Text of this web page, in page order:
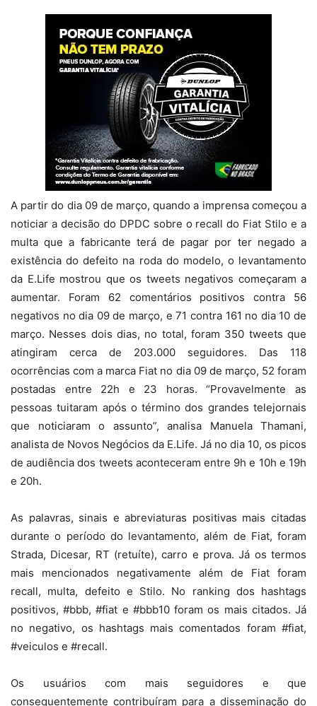
A partir do dia 09 de março, quando a imprensa começou a
noticiar a decisão do DPDC sobre o recall do Fiat Stilo e a
multa que a fabricante terá de pagar por ter negado a
existência do defeito na roda do modelo, o levantamento
da E.Life mostrou que os tweets negativos começaram a
aumentar. Foram 62 comentários positivos contra 56
negativos no dia 09 de março, e 71 contra 161 no dia 10 de
março. Nesses dois dias, no total, foram 350 tweets que
atingiram cerca de 203.000 seguidores. Das 118
ocorrências com a marca Fiat no dia 09 de março, 52 foram
postadas entre 22h e 23 horas. “Provavelmente as
pessoas tuitaram após o término dos grandes telejornais
que noticiaram o assunto”, analisa Manuela Thamani,
analista de Novos Negócios da E.Life. Já no dia 10, os picos
de audiência dos tweets aconteceram entre 9h e 10h e 19h
e 20h.
As palavras, sinais e abreviaturas positivas mais citadas
durante o período do levantamento, além de Fiat, foram
Strada, Dicesar, RT (retuíte), carro e prova. Já os termos
mais mencionados negativamente além de Fiat foram
recall, multa, defeito e Stilo. No ranking dos hashtags
positivos, #bbb, #fiat e #bbb10 foram os mais citados. Já
no negativo, os hashtags mais comentados foram #fiat,
#veiculos e #recall.
Os usuários com mais seguidores e que
consequentemente contribuíram para a disseminação do